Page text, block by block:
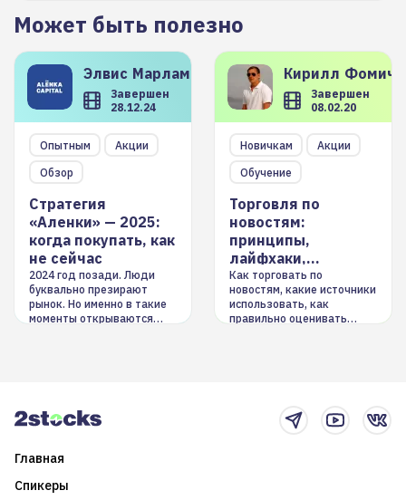
Может быть полезно
Элвис Марламов
Завершен
28.12.24
Опытным
Акции
Обзор
Стратегия
«Аленки» — 2025:
когда покупать, как
не сейчас
2024 год позади. Люди
буквально презирают
рынок. Но именно в такие
моменты открываются
Кирилл
Завершен
08.02.20
Новичкам
Акции
Обучение
Торговля по
новостям:
принципы,
лайфхаки,
инструменты
Как торговать по
новостям, какие источники
использовать, как
правильно оценивать
Главная
Спикеры